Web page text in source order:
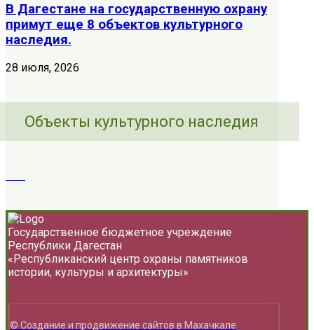
В Дагестане на государственную охрану
примут еще 8 объектов культурного
наследия.
28 июля, 2026
Объекты культурного наследия
Государственное бюджетное учреждение
Республики Дагестан
«Республиканский центр охраны памятников
истории, культуры и архитектуры»
© Создание и продвижение сайтов в Махачкале